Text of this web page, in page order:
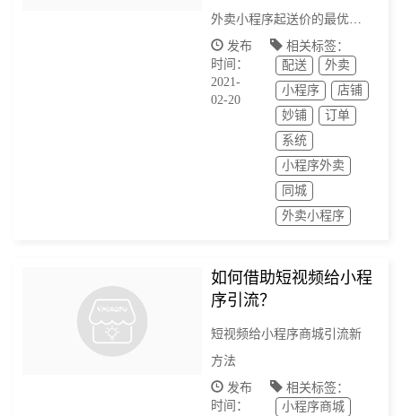
外卖小程序起送价的最优设
置，该如何设置。
发布
时间：
2021-
02-20
相关标签：
配送
外卖
小程序
店铺
妙铺
订单
系统
小程序外卖
同城
外卖小程序
如何借助短视频给小程
序引流？
短视频给小程序商城引流新
方法
发布
时间：
相关标签：
小程序商城